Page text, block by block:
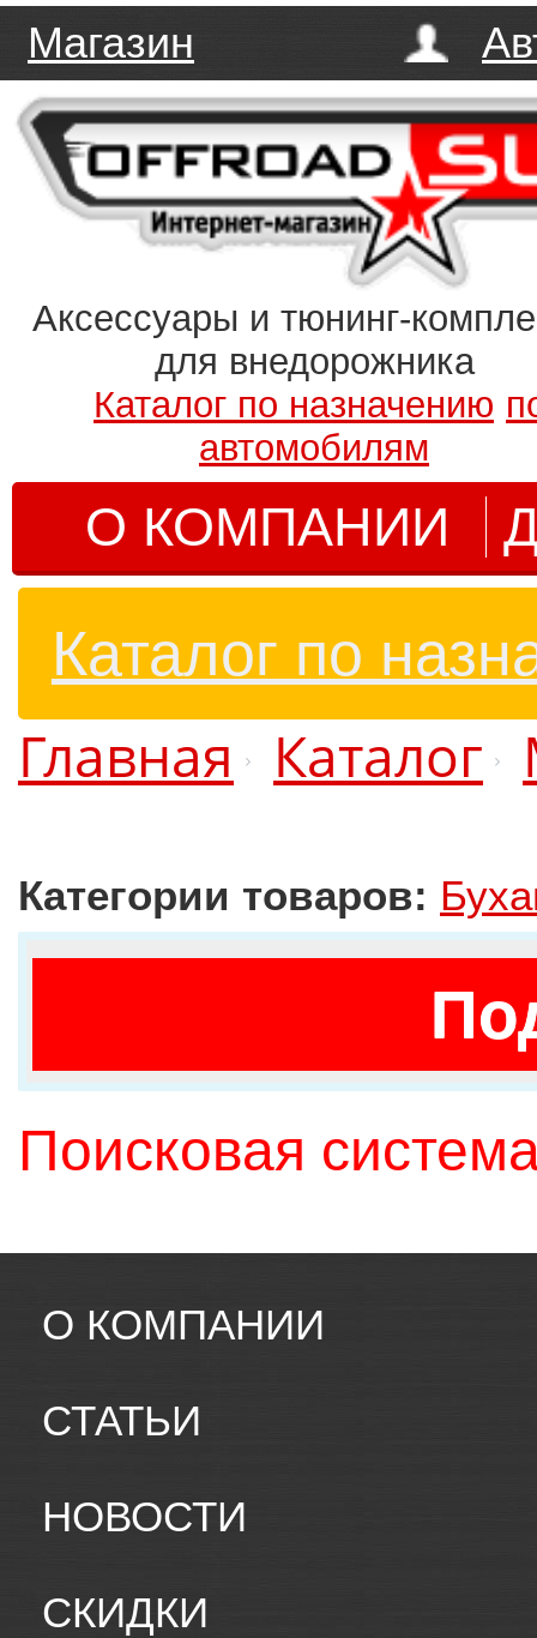
Магазин
Аксессуары и тюнинг-
для внедорожника
Каталог по назначению
автомобилям
О КОМПАНИИ
Каталог по
Главная Каталог
Категории товаров:
Поисковая
О КОМПАНИИ
СТАТЬИ
НОВОСТИ
СКИДКИ